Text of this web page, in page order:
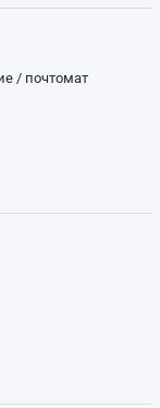
/ почтомат